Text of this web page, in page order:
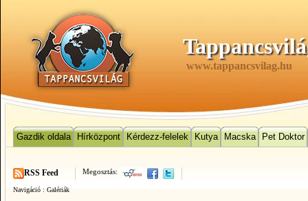
www.tappancsvilag.hu
Gazdik oldala Hírközpont Kérdezz-felelek Kutya Macska Pet Doktor
Megosztás:
RSS Feed
Navigáció : Galériák